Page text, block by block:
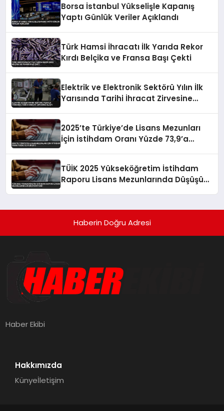
Borsa İstanbul Yükselişle Kapanış
Yaptı Günlük Veriler Açıklandı
Türk Hamsi İhracatı İlk Yarıda Rekor
Kırdı Belçika ve Fransa Başı Çekti
Elektrik ve Elektronik Sektörü Yılın İlk
Yarısında Tarihi İhracat Zirvesine
2025’te Türkiye’de Lisans Mezunları
İçin İstihdam Oranı Yüzde 73,9’a
TÜİK 2025 Yükseköğretim İstihdam
Raporu Lisans Mezunlarında Düşüşü
Haberin Doğru Adresi
Haber Ekibi
Hakkımızda
Künyeİletişim